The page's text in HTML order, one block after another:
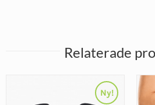
Relaterade
Ny!